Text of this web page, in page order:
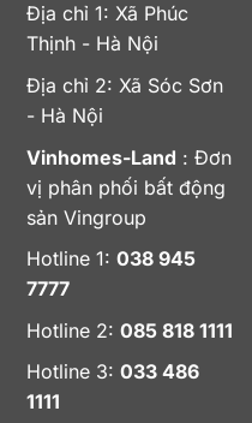
Địa chỉ 1: Xã Phúc
Thịnh - Hà Nội
Địa chỉ 2: Xã Sóc Sơn
- Hà Nội
Vinhomes-Land : Đơn
vị phân phối bất động
sản Vingroup
Hotline 1: 038 945
7777
Hotline 2: 085 818 1111
Hotline 3: 033 486
1111